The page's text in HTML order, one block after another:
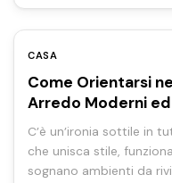
CASA
Come Orientarsi
Arredo Moderni
C’è un’ironia sottile in
che unisca stile,
sognano ambienti da